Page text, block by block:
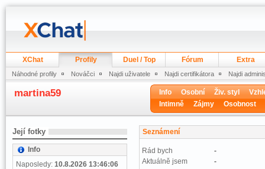
XChat Profily Duel / Top Fórum Extra
Náhodné profily Nováčci Najdi uživatele Najdi certifikátora Najdi
martina59 Info Osobní Živ. styl
Intimně
Zájmy Osobnost
Její fotky
Info
Naposledy: 10.8.2026 13:46:06
Seznámení
Rád bych
-
Aktuálně jsem
-